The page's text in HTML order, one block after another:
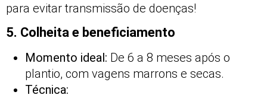
para evitar transmissão de doenças!
5. Colheita e beneficiamento
Momento ideal: De 6 a 8 meses após o
plantio, com vagens marrons e secas.
Técnica: